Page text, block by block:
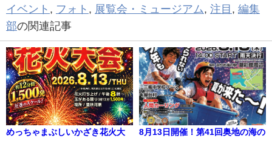
イベント , フォト , 展覧会・ミュージアム, 注目 , 編集
部の関連記事
めっちゃまぶしいかざき花火大
8月13日開催！第41回奥地の海の